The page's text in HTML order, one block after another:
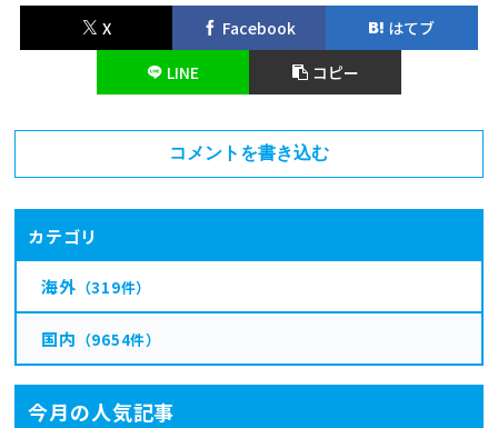
X Facebook
はてブ
LINE
コピー
コメントを書き込む
カテゴリ
海外 （319件）
国内 （9654件）
今月の人気記事